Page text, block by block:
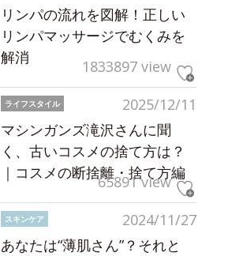
リンパの流れを図解！正しい
リンパマッサージでむくみを
解消
1833897 view
2025/12/11
ライフスタイル
マシンガンズ滝沢さんに聞
く、古いコスメの捨て方は？
｜コスメの断捨離・捨て方編
65891 view
2024/11/27
スキンケア
あなたは“薄肌さん”？それと